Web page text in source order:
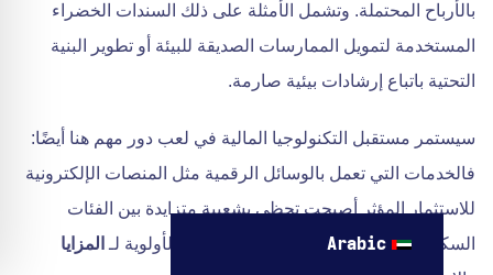
بالأرباح المحتملة. وتشمل الأمثلة على ذلك السندات الخضراء
المستخدمة لتمويل الممارسات الصديقة للبيئة أو تطوير البنية
التحتية باتباع إرشادات بيئية صارمة.
سيستمر مستقبل التكنولوجيا المالية في لعب دور مهم هنا أيضًا:
فالخدمات التي تعمل بالوسائل الرقمية مثل المنصات الإلكترونية
للاستثمار المؤثر أصبحت تحظى بشعبية متزايدة بين الفئات
السكانية الأصغر سنًا، والتي غالبًا ما تعطي الأولوية لـ المزايا
Arabic